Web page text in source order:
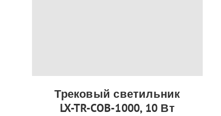
Трековый светильник
LX-TR-COB-1000, 10 Вт